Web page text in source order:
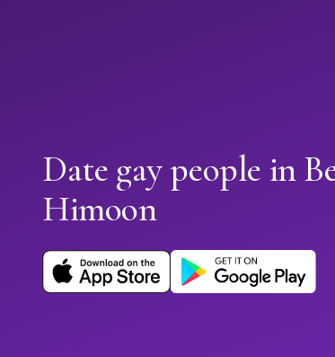
Date gay people in
Himoon